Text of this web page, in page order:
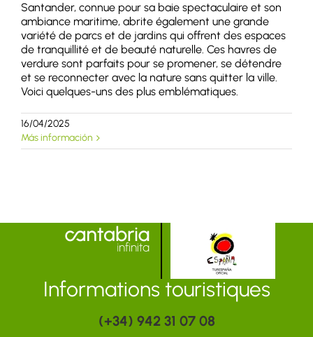
Santander, connue pour sa baie spectaculaire et son
ambiance maritime, abrite également une grande
variété de parcs et de jardins qui offrent des espaces
de tranquillité et de beauté naturelle. Ces havres de
verdure sont parfaits pour se promener, se détendre
et se reconnecter avec la nature sans quitter la ville.
Voici quelques-uns des plus emblématiques.
16/04/2025
Más información
Informations touristiques
(+34) 942 31 07 08